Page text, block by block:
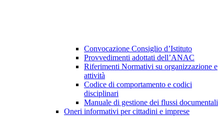
Convocazione Consiglio d’Istituto
Provvedimenti adottati dell’ANAC
Riferimenti Normativi su organizzazione e
attività
Codice di comportamento e codici
disciplinari
Manuale di gestione dei flussi documentali
Oneri informativi per cittadini e imprese